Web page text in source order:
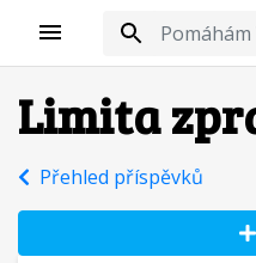
Limita
Přehled příspěvků